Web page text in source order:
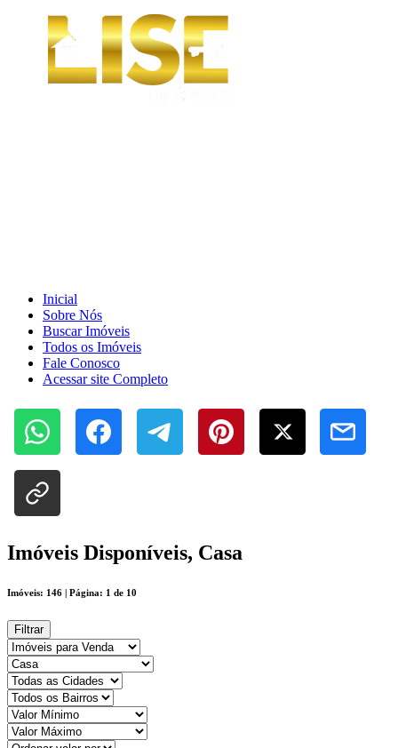
Inicial
Sobre Nós
Buscar Imóveis
Todos os Imóveis
Fale Conosco
Acessar site Completo
Imóveis Disponíveis, Casa
Imóveis: 146 | Página: 1 de 10
Filtrar